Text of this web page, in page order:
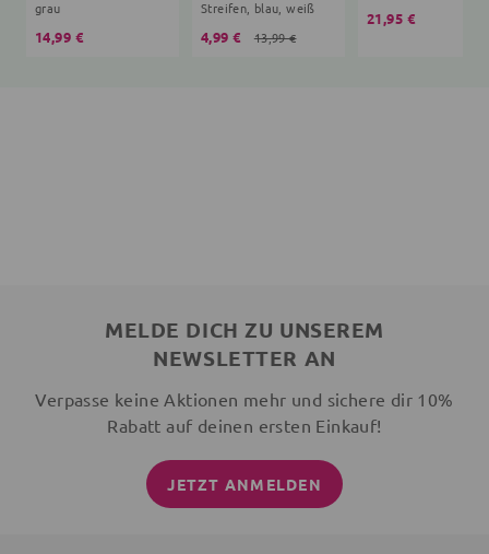
grau
14,99 €
Streifen, blau, weiß
4,99 € 13,99 €
21,95 €
MELDE DICH ZU UNSEREM
NEWSLETTER AN
Verpasse keine Aktionen mehr und sichere dir 10%
Rabatt auf deinen ersten Einkauf!
JETZT ANMELDEN